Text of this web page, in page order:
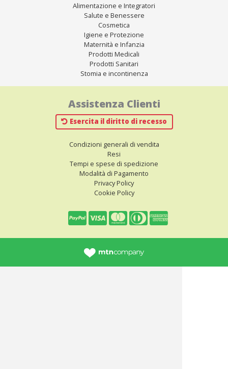
Alimentazione e Integratori
Salute e Benessere
Cosmetica
Igiene e Protezione
Maternità e Infanzia
Prodotti Medicali
Prodotti Sanitari
Stomia e incontinenza
Assistenza Clienti
Esercita il diritto di recesso
Condizioni generali di vendita
Resi
Tempi e spese di spedizione
Modalità di Pagamento
Privacy Policy
Cookie Policy